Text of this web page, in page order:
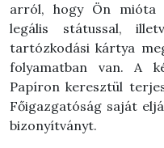
arról, hogy Ön mióta
legális státussal,
tartózkodási kártya
folyamatban van. A
Papíron keresztül
Főigazgatóság saját
bizonyítványt.